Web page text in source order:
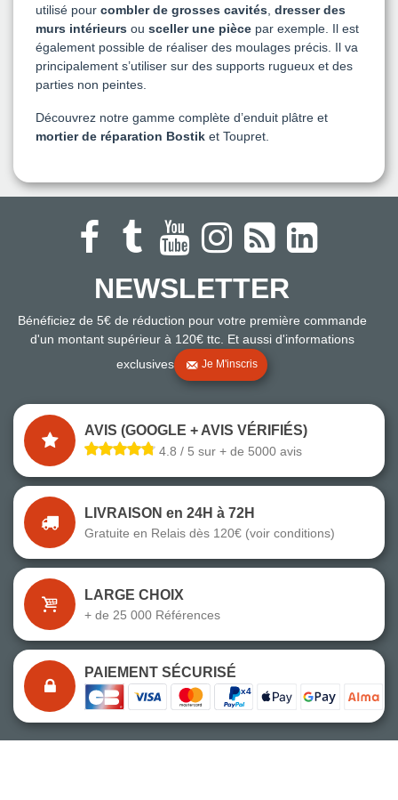
utilisé pour combler de grosses cavités dresser des
murs intérieurs ou sceller une pièce par exemple. Il est
également possible de réaliser des moulages précis. Il va
principalement s’utiliser sur des supports rugueux et des
parties non peintes.
Découvrez notre gamme complète d’enduit plâtre et
mortier de réparation Bostik et Toupret.
NEWSLETTER
Bénéficiez de 5€ de réduction pour votre première commande
d'un montant supérieur à 120€ ttc. Et aussi d'informations
exclusives
Je M'inscris
AVIS (GOOGLE + AVIS VÉRIFIÉS)
4.8 / 5 sur + de 5000 avis
LIVRAISON en 24H à 72H
Gratuite en Relais dès 120€ (voir conditions)
LARGE CHOIX
+ de 25 000 Références
PAIEMENT SÉCURISÉ